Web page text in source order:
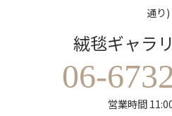
通り)
絨毯ギャラ
06-
営業時間